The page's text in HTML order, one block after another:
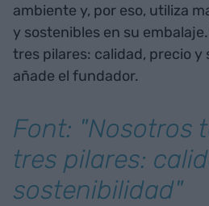
ambiente y, por eso, utiliza
y sostenibles en su
tres pilares: calidad, precio y
añade el fundador.
Font: "Nosotros
tres pilares:
sostenibilidad"